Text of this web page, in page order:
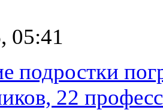
05:41
подростки
22